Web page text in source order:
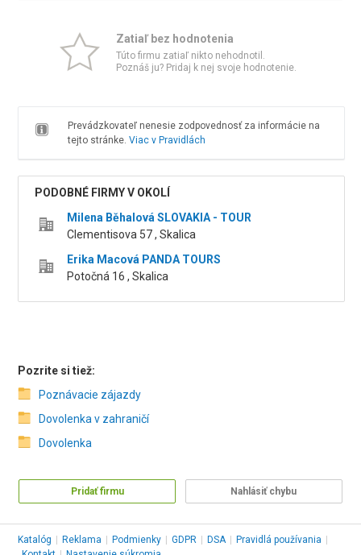
Zatiaľ bez hodnotenia
Túto firmu zatiaľ nikto nehodnotil.
Poznáš ju? Pridaj k nej svoje hodnotenie.
Prevádzkovateľ nenesie zodpovednosť za informácie na
tejto stránke. Viac v Pravidlách
PODOBNÉ FIRMY V OKOLÍ
Milena Běhalová SLOVAKIA - TOUR
Clementisova 57 , Skalica
Erika Macová PANDA TOURS
Potočná 16 , Skalica
Pozrite si tiež:
Poznávacie zájazdy
Dovolenka v zahraničí
Dovolenka
Pridať firmu Nahlásiť chybu
Katalóg Reklama Podmienky GDPR DSA Pravidlá používania